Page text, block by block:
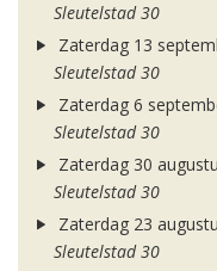
Sleutelstad 30
Zaterdag 13
Sleutelstad 30
Zaterdag 6
Sleutelstad 30
Zaterdag 30
Sleutelstad 30
Zaterdag 23
Sleutelstad 30